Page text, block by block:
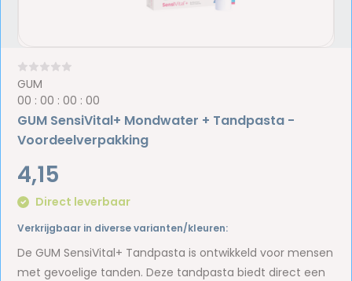
GUM
00 :00 :00 :00
GUM SensiVital+ Mondwater + Tandpasta -
Voordeelverpakking
4,15
Direct leverbaar
Verkrijgbaar in diverse varianten/kleuren:
De GUM SensiVital+ Tandpasta is ontwikkeld voor mensen
met gevoelige tanden. Deze tandpasta biedt direct een